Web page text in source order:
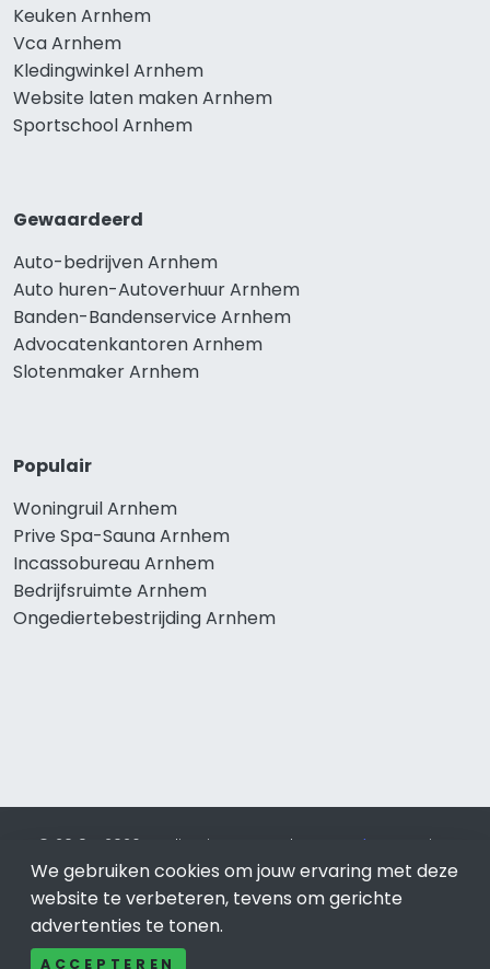
Keuken Arnhem
Vca Arnhem
Kledingwinkel Arnhem
Website laten maken Arnhem
Sportschool Arnhem
Gewaardeerd
Auto-bedrijven Arnhem
Auto huren-Autoverhuur Arnhem
Banden-Bandenservice Arnhem
Advocatenkantoren Arnhem
Slotenmaker Arnhem
Populair
Woningruil Arnhem
Prive Spa-Sauna Arnhem
Incassobureau Arnhem
Bedrijfsruimte Arnhem
Ongediertebestrijding Arnhem
© 2019 - 2026 Realisatie en SEO door SEO-bureau
Lion
Internet. Betaal alleen voor bewezen resultaten?SEO
optimalisatie No Cure No Pay.Arnhemis onderdeel van Lion
Internet.
We gebruiken cookies om jouw ervaring met deze
website te verbeteren, tevens om gerichte
advertenties te tonen.
ACCEPTEREN